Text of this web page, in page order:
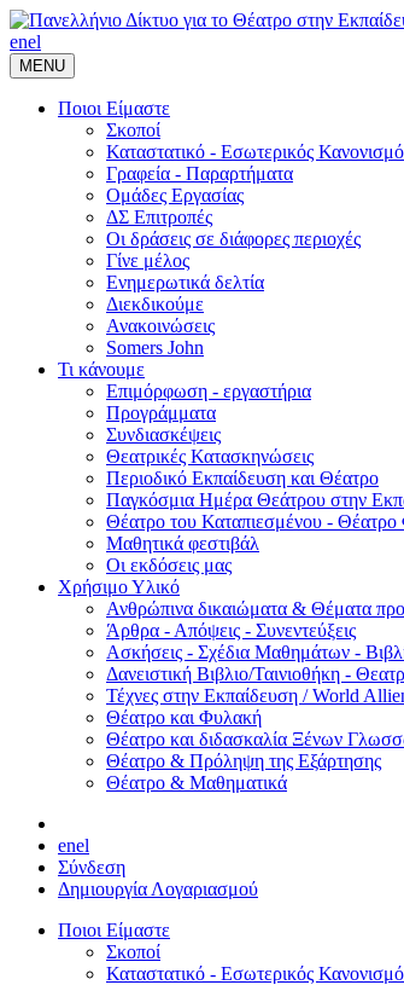
enel
MENU
Ποιοι Είμαστε
Σκοποί
Καταστατικό - Εσωτερικός
Γραφεία - Παραρτήματα
Ομάδες Εργασίας
ΔΣ Επιτροπές
Οι δράσεις σε διάφορες περιοχές
Γίνε μέλος
Ενημερωτικά δελτία
Διεκδικούμε
Ανακοινώσεις
Somers John
Τι κάνουμε
Επιμόρφωση - εργαστήρια
Προγράμματα
Συνδιασκέψεις
Θεατρικές Κατασκηνώσεις
Περιοδικό Εκπαίδευση και Θέατρο
Παγκόσμια Ημέρα Θεάτρου στην
Θέατρο του Καταπιεσμένου -
Μαθητικά φεστιβάλ
Οι εκδόσεις μας
Χρήσιμο Υλικό
Ανθρώπινα δικαιώματα & Θέματα
Άρθρα - Απόψεις - Συνεντεύξεις
Ασκήσεις - Σχέδια Μαθημάτων -
Δανειστική Βιβλιο/Ταινιοθήκη -
Τέχνες στην Εκπαίδευση / World
Θέατρο και Φυλακή
Θέατρο και διδασκαλία Ξένων
Θέατρο & Πρόληψη της Εξάρτησης
Θέατρο & Μαθηματικά
enel
Σύνδεση
Δημιουργία Λογαριασμού
Ποιοι Είμαστε
Σκοποί
Καταστατικό - Εσωτερικός